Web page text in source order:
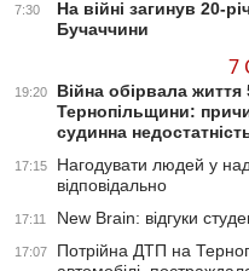
7:30
На війні загинув 20-
Бучаччини
7
19:20
Війна обірвала життя
Тернопільщини:
судинна
17:15
Нагодувати людей у
відповідально
17:11 New Brain: відгуки
17:07
Потрійна ДТП на